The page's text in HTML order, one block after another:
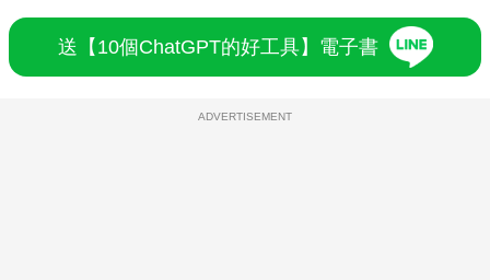
送【10個ChatGPT的好工具】電子書
ADVERTISEMENT